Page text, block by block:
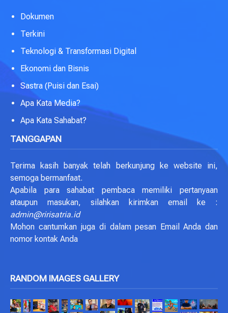
Dokumen
Terkini
Teknologi & Transformasi Digital
Ekonomi dan Bisnis
Sastra (Puisi dan Esai)
Apa Kata Media?
Apa Kata Sahabat?
TANGGAPAN
Terima kasih banyak telah berkunjung ke website ini,
semoga bermanfaat.
Apabila para sahabat pembaca memiliki pertanyaan
ataupun masukan, silahkan kirimkan email ke :
admin@ririsatria.id
Mohon cantumkan juga di dalam pesan Email Anda dan
nomor kontak Anda
RANDOM IMAGES GALLERY